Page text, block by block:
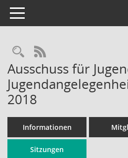
Toggle navigation
Rechercheauswahl
RSS-Feed
Ausschuss für
2018
Informationen
Sitzungen